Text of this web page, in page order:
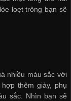
loẹt trông bạn sẽ
nhiều màu sắc với
thêm giày, phụ
sắc. Nhìn bạn sẽ